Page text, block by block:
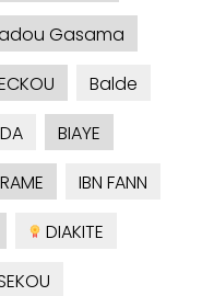
Gasama
Balde
BIAYE
IBN FANN
DIAKITE